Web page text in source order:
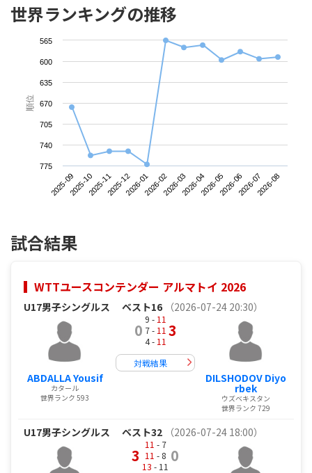
世界ランキングの推移
順位
2025-092025-102025-112025-122026-012026-022026-032026-042026-052026-062026-072026-08
565
600
635
670
705
740
775
試合結果
WTTユースコンテンダー アルマトイ 2026
U17男子シングルス ベスト16 （2026-07-24 20:30）
ABDALLA Yousif
カタール
世界ランク 593
0
9 - 11
7 - 11
4 - 11
3
対戦結果
DILSHODOV Diyo
rbek
ウズベキスタン
世界ランク 729
U17男子シングルス ベスト32 （2026-07-24 18:00）
3
11 - 7
11 - 8
13 - 11
0